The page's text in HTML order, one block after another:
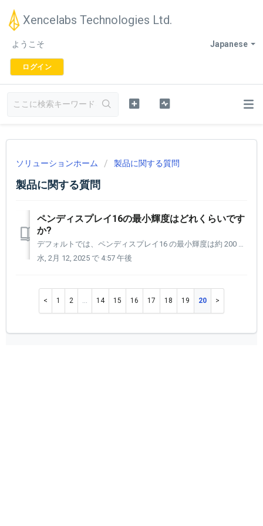
Xencelabs Technologies Ltd.
Japanese
ようこそ
ログイン
ソリューションホーム 製品に関する質問
製品に関する質問
ペンディスプレイ16の最小輝度はどれくらいです
か?
デフォルトでは、ペンディスプレイ16 の最小輝度は約 200 cd/m2 です。設定パネルを使用して、これを 70 cd/m2 から最大 300 cd/m2 まで調整でき、環境内のニーズに合わせて輝度を調整できます。 ケーブルを 1 本接続すると、最大輝度は約 170 cd/m2 になります。 ...
水, 2月 12, 2025 で 4:57 午後
1 2 … 14 15 16 17 18 19 20